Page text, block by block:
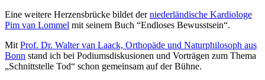
Eine weitere Herzensbrücke bildet derniederländische Kardiologe
Pim van Lommel mit seinem Buch “Endloses Bewusstsein“.
Mit Prof. Dr. Walter van Laack, Orthopäde und Naturphilosoph aus
Bonn stand ich bei Podiumsdiskusionen und Vorträgen zum Thema
„Schnittstelle Tod“ schon gemeinsam auf der Bühne.